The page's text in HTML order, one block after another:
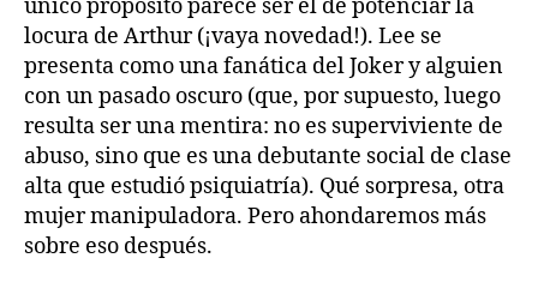
único propósito parece ser el de potenciar la
locura de Arthur (¡vaya novedad!). Lee se
presenta como una fanática del Joker y alguien
con un pasado oscuro (que, por supuesto, luego
resulta ser una mentira: no es superviviente de
abuso, sino que es una debutante social de clase
alta que estudió psiquiatría). Qué sorpresa, otra
mujer manipuladora. Pero ahondaremos más
sobre eso después.